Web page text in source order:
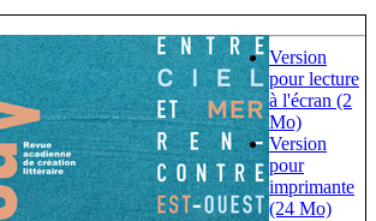
Version
pour lecture
à l'écran (2
Mo)
Version
pour
imprimante
(24 Mo)